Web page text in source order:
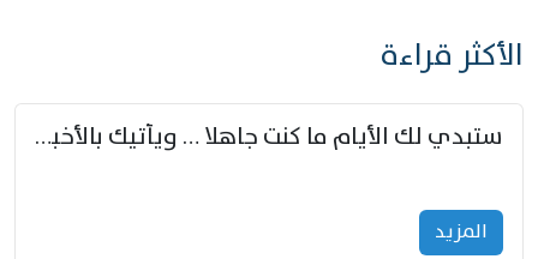
الأكثر قراءة
ستبدي لك الأيام ما كنت جاهلا … ويأتيك بالأخبار من لم تزوّد
المزید